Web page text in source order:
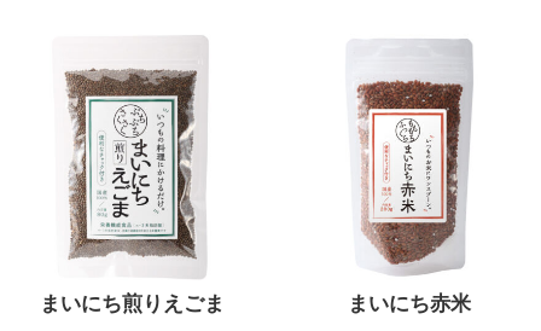
まいにち煎りえごま
まいにち赤米